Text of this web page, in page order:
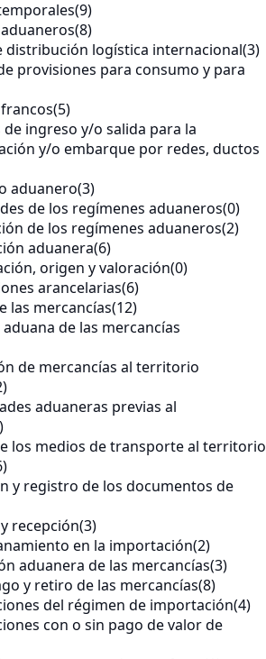
(9)
(8)
distribución logística internacional(3)
provisiones para consumo y para
(5)
de ingreso y/o salida para la
y/o embarque por redes, ductos
aduanero(3)
de los regímenes aduaneros(0)
de los regímenes aduaneros(2)
aduanera(6)
origen y valoración(0)
arancelarias(6)
las mercancías(12)
de las mercancías
de mercancías al territorio
aduaneras previas al
los medios de transporte al territorio
y registro de los documentos de
recepción(3)
en la importación(2)
aduanera de las mercancías(3)
y retiro de las mercancías(8)
del régimen de importación(4)
con o sin pago de valor de